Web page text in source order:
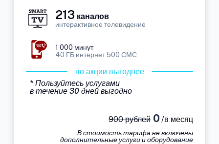
213 каналов
интерактивное телевидение
1 000 минут
40 ГБ интернет 500 СМС
по акции выгоднее
* Пользуйтесь услугами
в течение 30 дней выгодно
900 рублей0 /в месяц
В стоимость тарифа не включены
дополнительные услуги и оборудование